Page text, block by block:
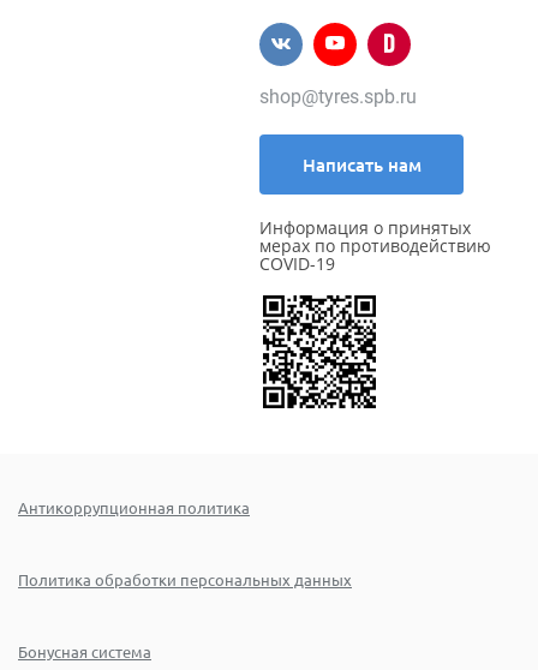
shop@tyres.spb.ru
Написать нам
Информация о принятых
мерах по противодействию
COVID-19
Антикоррупционная политика
Политика обработки персональных данных
Бонусная система